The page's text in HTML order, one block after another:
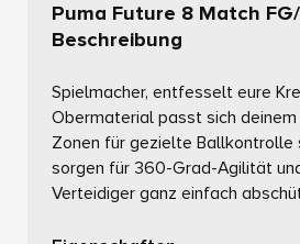
Puma Future 8 Match
Beschreibung
Spielmacher, entfesselt eure
Obermaterial passt sich
Zonen für gezielte Ballkontrolle
sorgen für 360-Grad-Agilität
Verteidiger ganz einfach